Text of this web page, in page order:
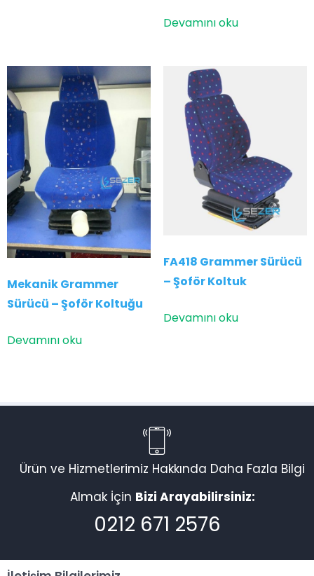
Devamını oku
Mekanik Grammer
Sürücü – Şoför Koltuğu
Devamını oku
FA418 Grammer Sürücü
– Şoför Koltuk
Devamını oku
Ürün ve Hizmetlerimiz Hakkında Daha Fazla Bilgi
Almak İçin Bizi Arayabilirsiniz:
0212 671 2576